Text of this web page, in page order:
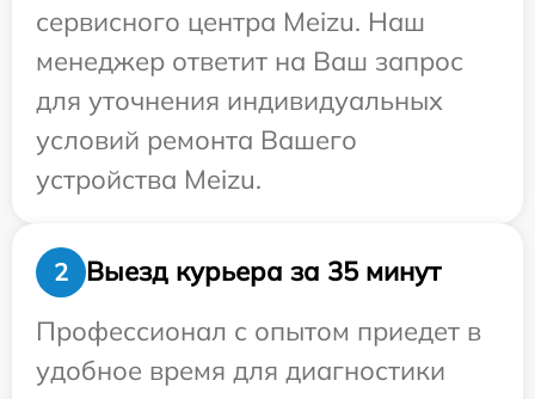
сервисного центра Meizu. Наш
менеджер ответит на Ваш запрос
для уточнения индивидуальных
условий ремонта Вашего
устройства Meizu.
2
Выезд курьера за 35 минут
Профессионал с опытом приедет в
удобное время для диагностики